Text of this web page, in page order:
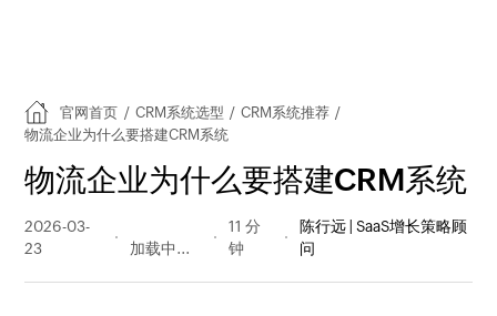
官网首页 / CRM系统选型 / CRM系统推荐 /
物流企业为什么要搭建CRM系统
物流企业为什么要搭建CRM系统
2026-03-
23
量
11 分
钟
陈行远 | SaaS增长策略顾
问